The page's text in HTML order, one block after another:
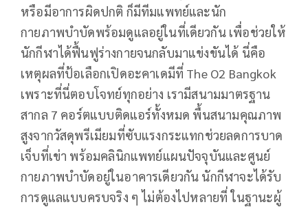
หรือมีอาการผิดปกติ ก็มีทีมแพทย์และนัก
กายภาพบำบัดพร้อมดูแลอยู่ในที่เดียวกัน เพื่อช่วยให้
นักกีฬาได้ฟื้นฟูร่างกายจนกลับมาแข่งขันได้ นี่คือ
เหตุผลที่ป้อเลือกเปิดอะคาเดมีที่ The O2 Bangkok
เพราะที่นี่ตอบโจทย์ทุกอย่าง เรามีสนามมาตรฐาน
สากล 7 คอร์ตแบบติดแอร์ทั้งหมด พื้นสนามคุณภาพ
สูงจากวัสดุพรีเมียมที่ซับแรงกระแทกช่วยลดการบาด
เจ็บที่เข่า พร้อมคลินิกแพทย์แผนปัจจุบันและศูนย์
กายภาพบำบัดอยู่ในอาคารเดียวกัน นักกีฬาจะได้รับ
การดูแลแบบครบจริง ๆ ไม่ต้องไปหลายที่ ในฐานะผู้